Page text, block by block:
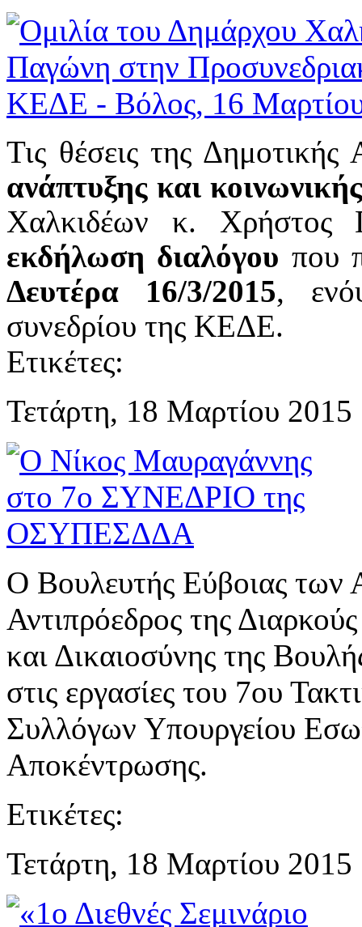
Τις θέσεις της
ανάπτυξης και
Χαλκιδέων κ.
εκδήλωση διαλόγου που
Δευτέρα 16/3/2015,
συνεδρίου της ΚΕΔΕ.
Ετικέτες:
Τετάρτη, 18 Μαρτίου
Ο Βουλευτής Εύβοιας των
Αντιπρόεδρος της
και Δικαιοσύνης της
στις εργασίες του 7ου
Συλλόγων Υπουργείου
Αποκέντρωσης.
Ετικέτες:
Τετάρτη, 18 Μαρτίου